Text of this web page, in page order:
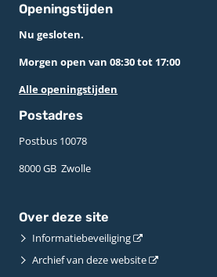
Openingstijden
Nu gesloten.
Morgen open van 08:30 tot 17:00
Alle openingstijden
Postadres
Postbus 10078 ­
8000 GB ­ Zwolle
Over deze site
Informatiebeveiliging
Archief van deze website